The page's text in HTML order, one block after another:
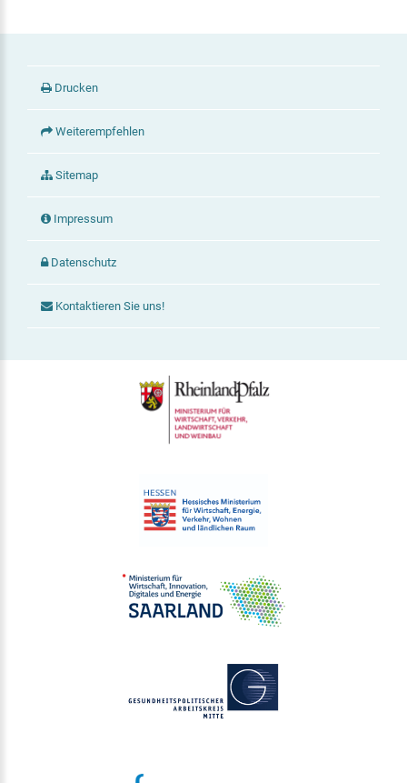
Drucken
Weiterempfehlen
Sitemap
Impressum
Datenschutz
Kontaktieren Sie uns!